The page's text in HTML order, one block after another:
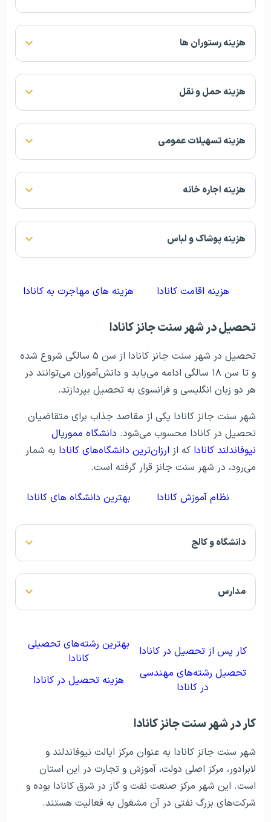
هزینه رستوران ها
هزینه حمل و نقل
هزینه تسهیلات عمومی
هزینه اجاره خانه
هزینه پوشاک و لباس
هزینه اقامت کانادا هزینه های مهاجرت به کانادا
تحصیل در شهر سنت جانز کانادا
تحصیل در شهر سنت جانز کانادا از سن ۵ سالگی شروع شده
و تا سن ۱۸ سالگی ادامه می‌یابد و دانش‌آموزان می‌توانند در
هر دو زبان انگلیسی و فرانسوی به تحصیل بپردازند.
شهر سنت جانز کانادا یکی از مقاصد جذاب برای متقاضیان
تحصیل در کانادا محسوب می‌شود. دانشگاه مموریال
نیوفاندلند کانادا که از ارزان‌ترین دانشگاه‌های کانادا به شمار
می‌رود، در شهر سنت جانز قرار گرفته است.
نظام آموزش کانادا بهترین دانشگاه های کانادا
دانشگاه و کالج
مدارس
کار پس از تحصیل در کانادا
بهترین رشته‌های تحصیلی
کانادا
تحصیل رشته‌های مهندسی
در کانادا
هزینه تحصیل در کانادا
کار در شهر سنت جانز کانادا
شهر سنت جانز کانادا به عنوان مرکز ایالت نیوفاندلند و
لابرادور، مرکز اصلی دولت، آموزش و تجارت در این استان
است. این شهر مرکز صنعت نفت و گاز در شرق کانادا بوده و
شرکت‌های بزرگ نفتی در آن مشغول به فعالیت هستند.